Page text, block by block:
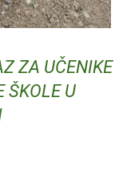
ZA UČENIKE
ŠKOLE U